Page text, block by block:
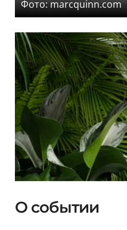
Фото: marcquinn.com
О событии